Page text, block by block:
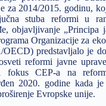
za 2014/2015. godinu,
stuba reformi u
objavljivanje „Principa
Organizacije za
predstavljalo je
reformi javne
fokus CEP-a na
2020. godine kada
Evropske unije.